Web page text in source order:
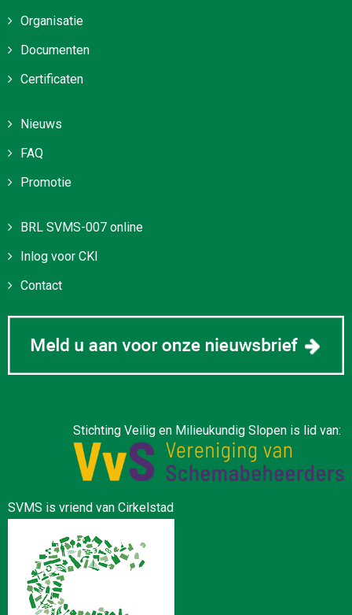
Organisatie
Documenten
Certificaten
Nieuws
FAQ
Promotie
BRL SVMS-007 online
Inlog voor CKI
Contact
Stichting Veilig en Milieukundig Slopen is lid van:
SVMS is vriend van Cirkelstad